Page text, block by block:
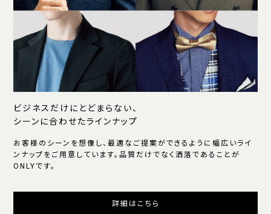
ビジネスだけにとどまらない、
シーンに合わせたラインナップ
お客様のシーンを想像し、最適なご提案ができるように幅広いライ
ンナップをご用意しています。品質だけでなく洒落であることが
ONLYです。
詳細はこちら